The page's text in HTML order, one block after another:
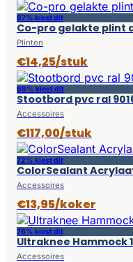
87% kiest dit
Co-pro gelakte plint
Plinten
€14,25/stuk
68% kiest dit
Stootbord pvc ral
Accessoires
€117,00/stuk
72% kiest dit
ColorSealant
Accessoires
€13,95/koker
76% kiest dit
Ultraknee Hammock
Accessoires